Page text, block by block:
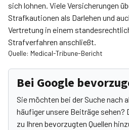
sich lohnen. Viele Versicherungen
Strafkautionen als Darlehen und
Vertretung in einem
Strafverfahren anschließt.
Quelle: Medical-Tribune-Bericht
Bei Google
Sie möchten bei der Suche nach
häufiger unsere Beiträge sehen?
zu Ihren bevorzugten Quellen